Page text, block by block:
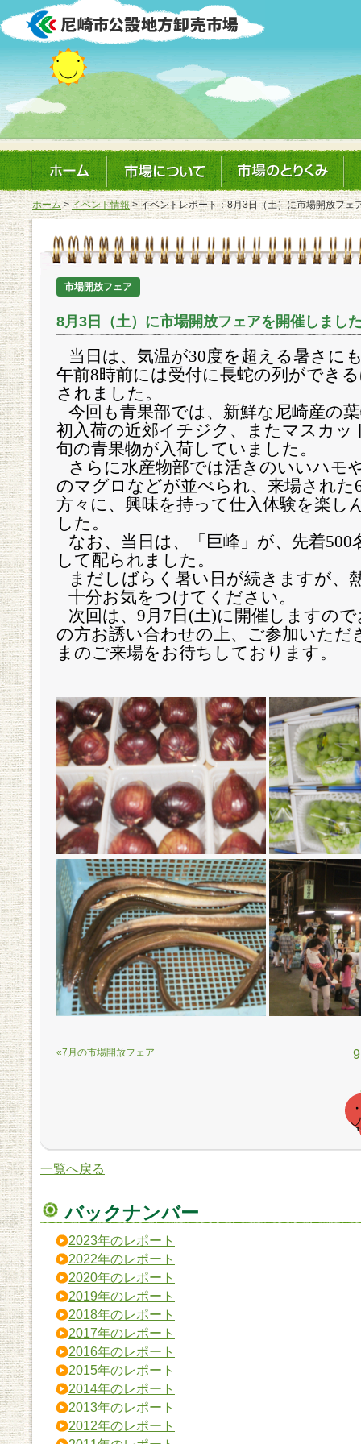
ホーム> イベント情報> イベントレポート：8月3日（土）に市場開放フェ
市場開放フェア
8月3日（土）に市場開放フェアを開催しまし
当日は、気温が30度を超える暑さに
午前8時前には受付に長蛇の列ができ
されました。
今回も青果部では、新鮮な尼崎産の
初入荷の近郊イチジク、またマスカッ
旬の青果物が入荷していました。
さらに水産物部では活きのいいハモ
のマグロなどが並べられ、来場された
方々に、興味を持って仕入体験を楽し
した。
なお、当日は、「巨峰」が、先着500
して配られました。
まだしばらく暑い日が続きますが、
十分お気をつけてください。
次回は、 9月 7 日 (土)に開催しますので
の方お誘い合わせの上、ご参加いただ
まのご来場をお待ちしております。
«7月の市場開放フェア
一覧へ戻る
バックナンバー
2023年のレポート
2022年のレポート
2020年のレポート
2019年のレポート
2018年のレポート
2017年のレポート
2016年のレポート
2015年のレポート
2014年のレポート
2013年のレポート
2012年のレポート